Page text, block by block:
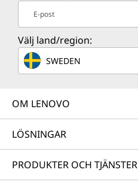
E-post
Välj land/region:
SWEDEN
OM LENOVO
LÖSNINGAR
PRODUKTER OCH TJÄNSTER